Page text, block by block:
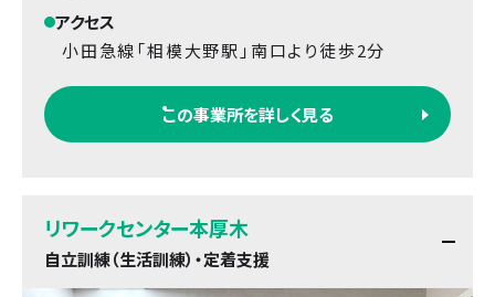
アクセス
小田急線「相模大野駅」南口より徒歩2分
この事業所を詳しく見る
リワークセンター本厚木
自立訓練（生活訓練）・定着支援